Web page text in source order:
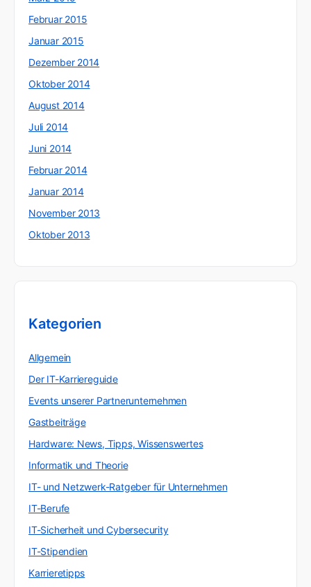
Februar 2015
Januar 2015
Dezember 2014
Oktober 2014
August 2014
Juli 2014
Juni 2014
Februar 2014
Januar 2014
November 2013
Oktober 2013
Kategorien
Allgemein
Der IT-Karriereguide
Events unserer Partnerunternehmen
Gastbeiträge
Hardware: News, Tipps, Wissenswertes
Informatik und Theorie
IT- und Netzwerk-Ratgeber für Unternehmen
IT-Berufe
IT-Sicherheit und Cybersecurity
IT-Stipendien
Karrieretipps